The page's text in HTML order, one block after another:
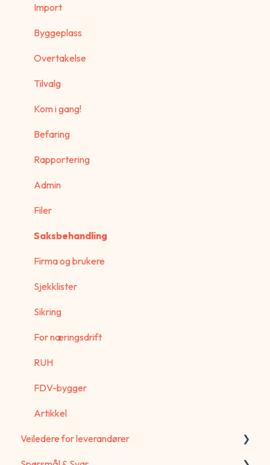
Ny boligkunde - Start her
Generelle spørsmål
Import
Byggeplass
Overtakelse
Tilvalg
Kom i gang!
Befaring
Rapportering
Admin
Filer
Saksbehandling
Firma og brukere
Sjekklister
Sikring
For næringsdrift
RUH
FDV-bygger
Artikkel
Veiledere for leverandører